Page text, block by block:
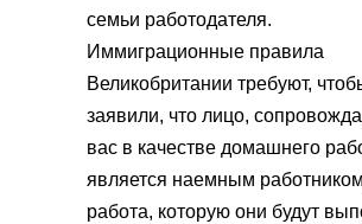
семьи работодателя.
Иммиграционные правила
Великобритании требуют,
заявили, что лицо,
вас в качестве домашнего
является наемным
работа, которую они будут